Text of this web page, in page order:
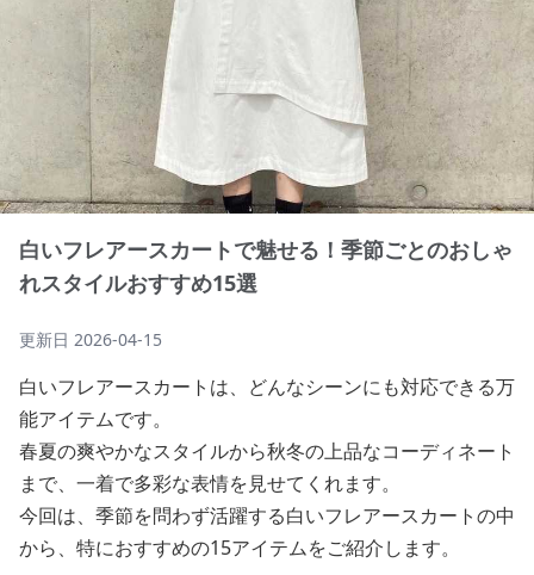
白いフレアースカートで魅せる！季節ごとのおしゃ
れスタイルおすすめ15選
更新日 2026-04-15
白いフレアースカートは、どんなシーンにも対応できる万
能アイテムです。
春夏の爽やかなスタイルから秋冬の上品なコーディネート
まで、一着で多彩な表情を見せてくれます。
今回は、季節を問わず活躍する白いフレアースカートの中
から、特におすすめの15アイテムをご紹介します。